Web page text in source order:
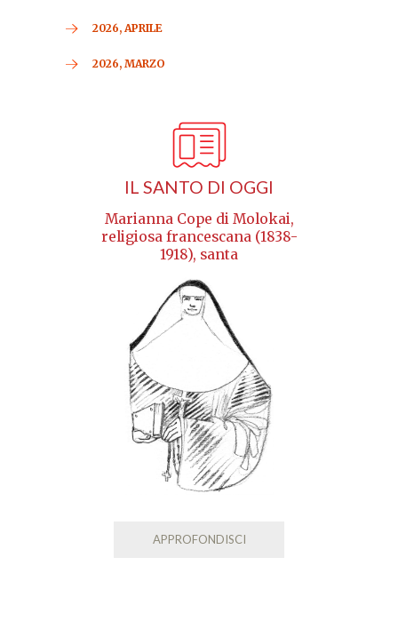
2026, APRILE
2026, MARZO
IL SANTO DI OGGI
Marianna Cope di Molokai,
religiosa francescana (1838-
1918), santa
APPROFONDISCI